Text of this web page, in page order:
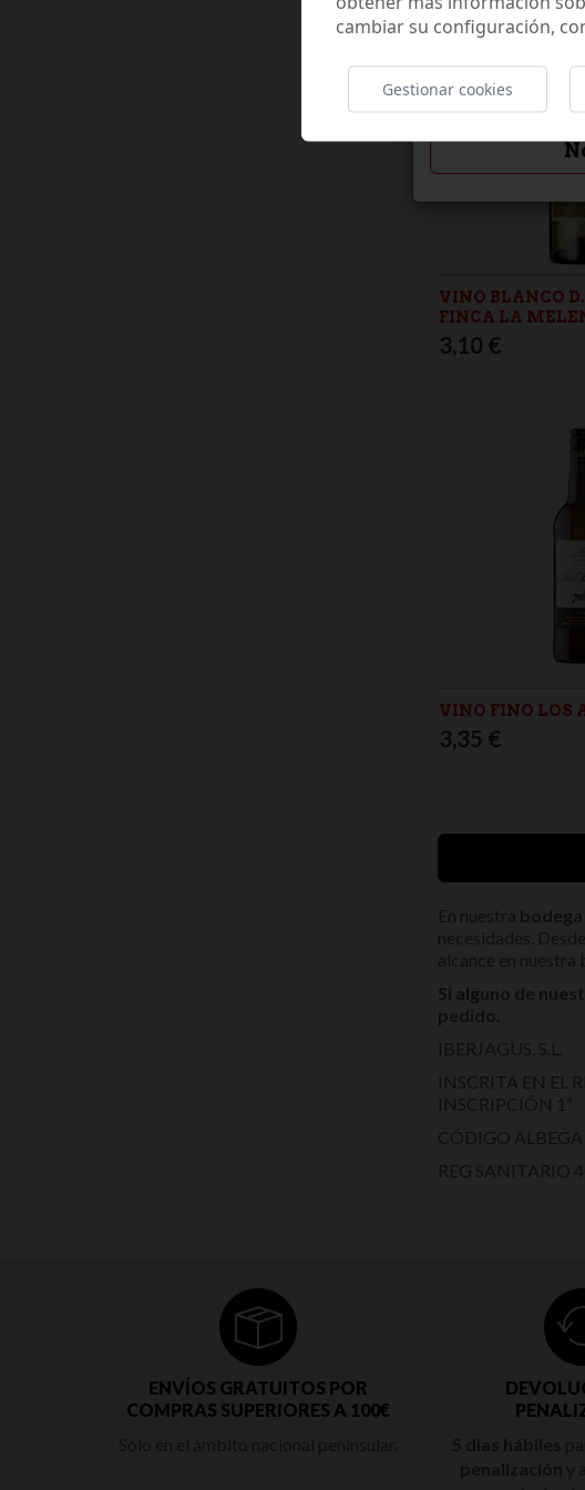
¿Tienes
VINO BLANCO
FINCA LA
3,10 €
VINO FINO LOS
3,35 €
ENVÍOS GRATUITOS POR
COMPRAS SUPERIORES A 100€
cambiar su configuración,
Gestionar cookies